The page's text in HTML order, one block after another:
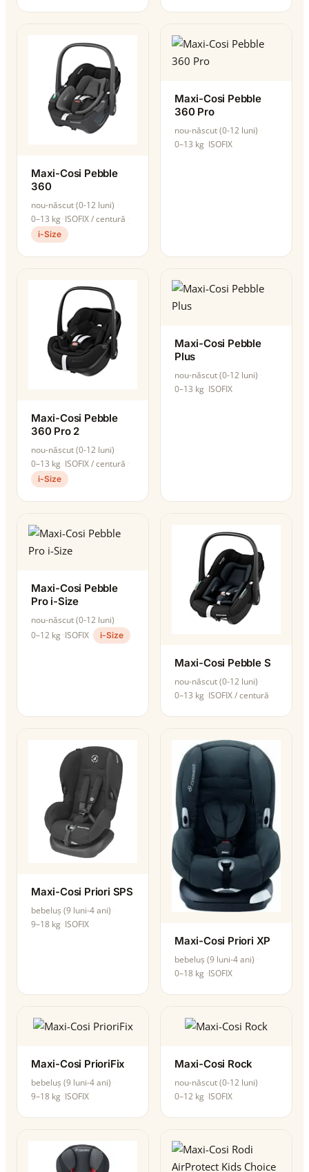
Maxi-Cosi Pebble
360
nou-născut (0-12 luni)
0–13 kg ISOFIX / centură
i-Size
Maxi-Cosi Pebble
360 Pro
nou-născut (0-12 luni)
0–13 kg ISOFIX
Maxi-Cosi Pebble
360 Pro 2
nou-născut (0-12 luni)
0–13 kg ISOFIX / centură
i-Size
Maxi-Cosi Pebble
Plus
nou-născut (0-12 luni)
0–13 kg ISOFIX
Maxi-Cosi Pebble
Pro i-Size
nou-născut (0-12 luni)
0–12 kg ISOFIX i-Size
Maxi-Cosi Pebble S
nou-născut (0-12 luni)
0–13 kg ISOFIX / centură
Maxi-Cosi Priori SPS
bebeluș (9 luni-4 ani)
9–18 kg ISOFIX
Maxi-Cosi Priori XP
bebeluș (9 luni-4 ani)
0–18 kg ISOFIX
Maxi-Cosi PrioriFix
bebeluș (9 luni-4 ani)
9–18 kg ISOFIX
Maxi-Cosi Rock
nou-născut (0-12 luni)
0–12 kg ISOFIX